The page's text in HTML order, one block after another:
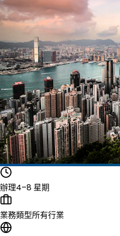
辦理4–8 星期
業務類型所有行業